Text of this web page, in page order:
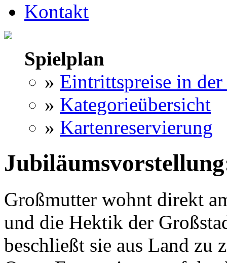
Kontakt
Spielplan
» Eintrittspreise in
» Kategorieübersicht
» Kartenreservierung
Großmutter wohnt direkt
und die Hektik der
beschließt sie aus Land zu